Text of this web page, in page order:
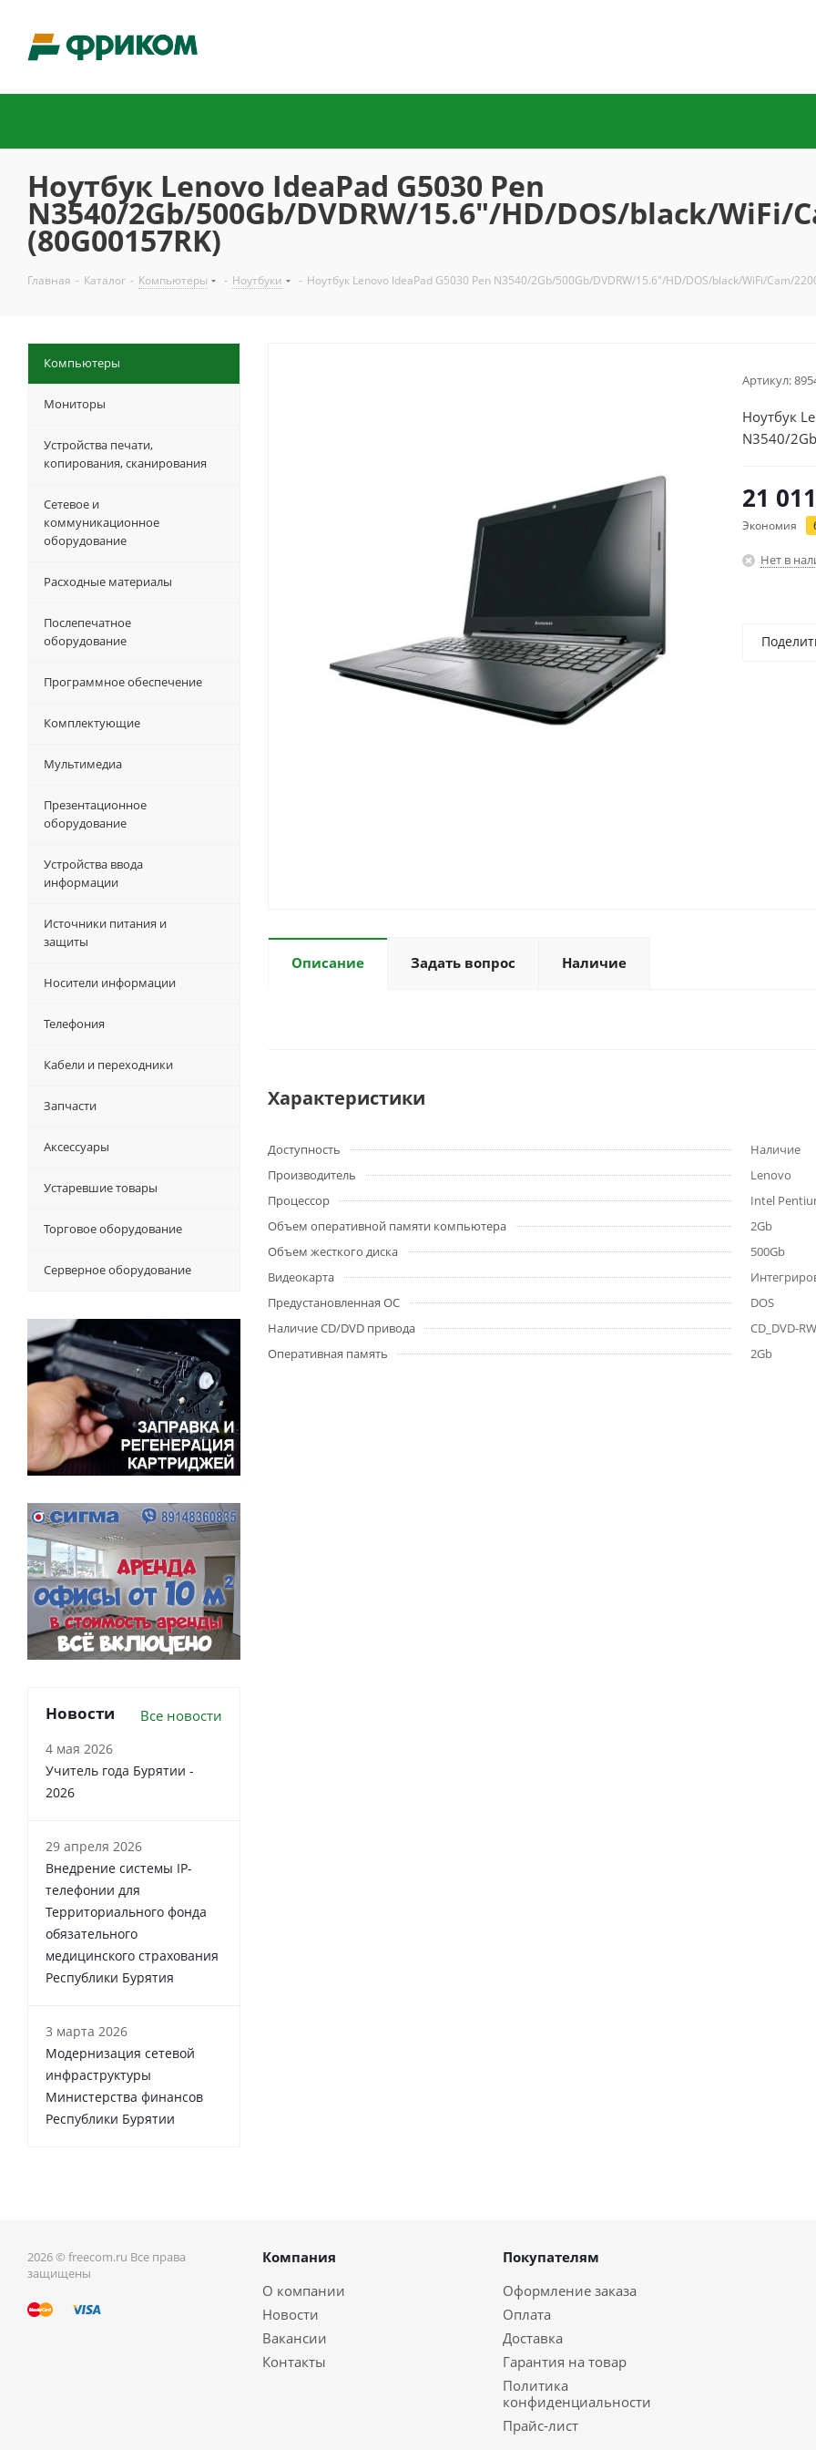
Ноутбук Lenovo IdeaPad G5030 Pen
N3540/2Gb/500Gb/DVDRW/15.6"/HD/DOS/black/WiFi/
(80G00157RK)
Главная - Каталог - Компьютеры - Ноутбуки - Ноутбук Lenovo IdeaPad G5030 Pen N3540/2Gb/500Gb/DVDRW/15.6"/HD/DOS/black/WiFi/Cam/
Артикул:
Ноутбук
N3540/
21 011
Экономия
Нет в
Описание Задать вопрос Наличие
Характеристики
Доступность
Наличие
Производитель
Lenovo
Процессор
Intel
Объем оперативной памяти компьютера
2Gb
Объем жесткого диска
500Gb
Видеокарта
Предустановленная ОС
DOS
Наличие CD/DVD привода
CD_DVD-RW
Оперативная память
2Gb
Компьютеры
Мониторы
Устройства печати,
копирования, сканирования
Сетевое и
коммуникационное
оборудование
Расходные материалы
Послепечатное
оборудование
Программное обеспечение
Комплектующие
Мультимедиа
Презентационное
оборудование
Устройства ввода
информации
Источники питания и
защиты
Носители информации
Телефония
Кабели и переходники
Запчасти
Аксессуары
Устаревшие товары
Торговое оборудование
Серверное оборудование
Новости Все новости
4 мая 2026
Учитель года Бурятии -
2026
29 апреля 2026
Внедрение системы IP-
телефонии для
Территориального фонда
обязательного
медицинского страхования
Республики Бурятия
3 марта 2026
Модернизация сетевой
инфраструктуры
Министерства финансов
Республики Бурятии
2026 © freecom.ru Все права
защищены
Компания
О компании
Новости
Вакансии
Контакты
Покупателям
Оформление заказа
Оплата
Доставка
Гарантия на товар
Политика
конфиденциальности
Прайс-лист